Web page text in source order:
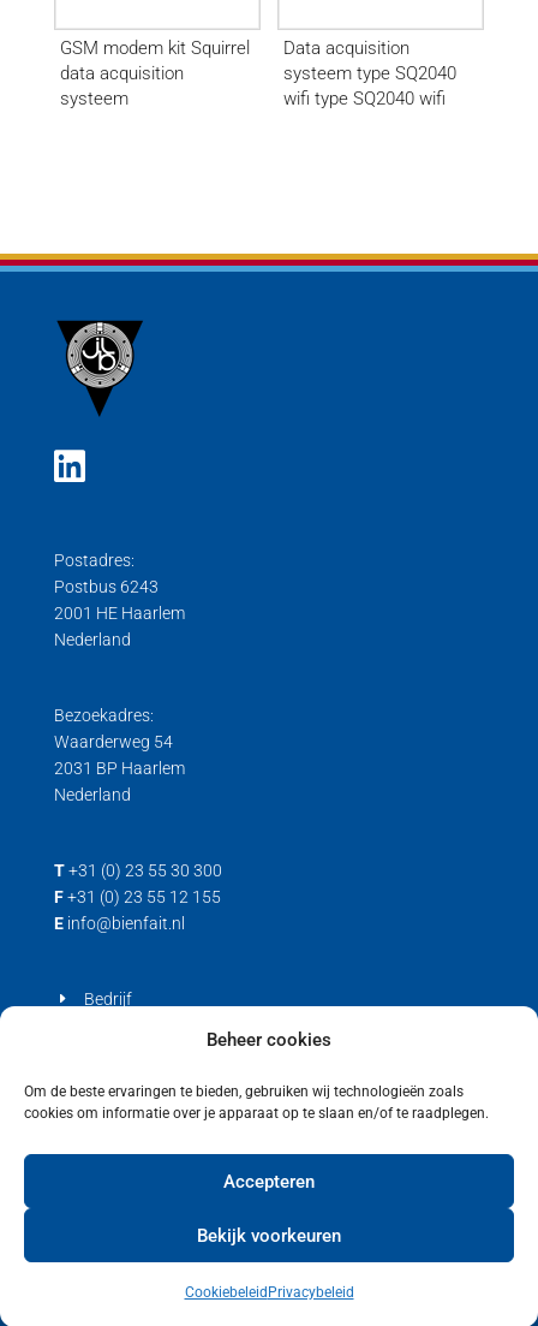
Beheer cookies
Om de beste ervaringen te bieden, gebruiken wij technologieën zoals
cookies om informatie over je apparaat op te slaan en/of te raadplegen.
Accepteren
Bekijk voorkeuren
Cookiebeleid Privacybeleid
GSM modem kit Squirrel
data acquisition
systeem
Data acquisition
systeem type SQ2040
wifi type SQ2040 wifi
Postadres:
Postbus 6243
2001 HE Haarlem
Nederland
Bezoekadres:
Waarderweg 54
2031 BP Haarlem
Nederland
T +31 (0) 23 55 30 300
F +31 (0) 23 55 12 155
E info@bienfait.nl
Bedrijf
Cookiebeleid (EU)
Copyright © 2021 Bienfait